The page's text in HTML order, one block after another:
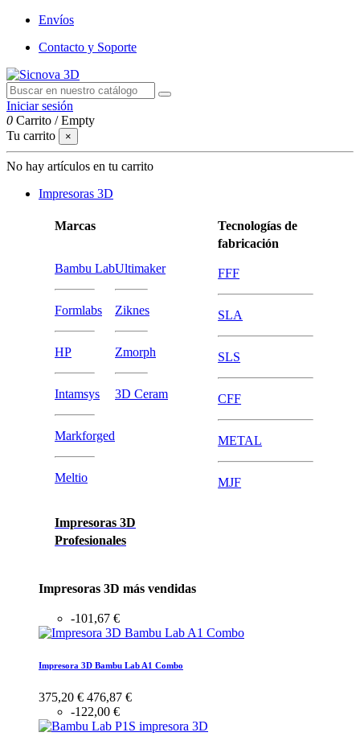
Envíos
Contacto y Soporte
Iniciar sesión
0 Carrito /Empty
Tu carrito
×
No hay artículos en tu carrito
Impresoras 3D
Marcas
Bambu Lab
Formlabs
HP
Intamsys
Markforged
Meltio
Ultimaker
Ziknes
Zmorph
3D Ceram
Impresoras 3D
Profesionales
Tecnologías de
fabricación
FFF
SLA
SLS
CFF
METAL
MJF
Impresoras 3D más vendidas
-101,67 €
Impresora 3D Bambu Lab A1 Combo
375,20 € 476,87 €
-122,00 €